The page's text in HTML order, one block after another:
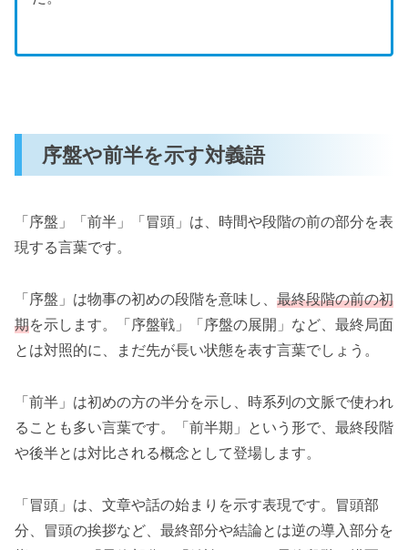
序盤や前半を示す対義語
「序盤」「前半」「冒頭」は、時間や段階の前の部分を表
現する言葉です。
「序盤」は物事の初めの段階を意味し、 最終段階の前の初
期を示します。「序盤戦」「序盤の展開」など、最終局面
とは対照的に、まだ先が長い状態を表す言葉でしょう。
「前半」は初めの方の半分を示し、時系列の文脈で使われ
ることも多い言葉です。「前半期」という形で、最終段階
や後半とは対比される概念として登場します。
「冒頭」は、文章や話の始まりを示す表現です。冒頭部
分、冒頭の挨拶など、最終部分や結論とは逆の導入部分を